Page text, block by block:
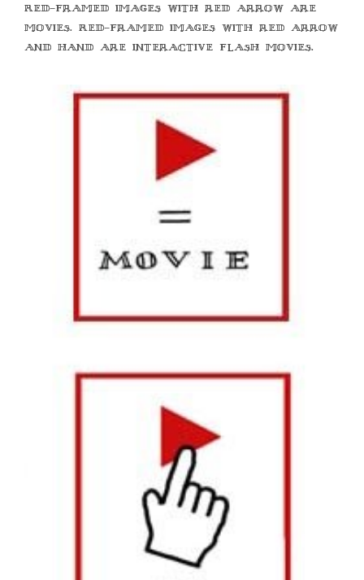
Red-framed images with red arrow are
movies. Red-framed images with red arrow
and hand are interactive flash movies.